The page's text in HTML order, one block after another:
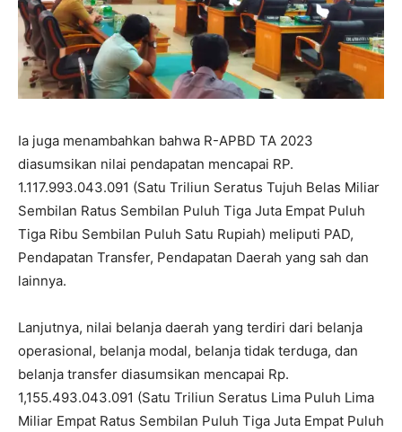
Ia juga menambahkan bahwa R-APBD TA 2023
diasumsikan nilai pendapatan mencapai RP.
1.117.993.043.091 (Satu Triliun Seratus Tujuh Belas Miliar
Sembilan Ratus Sembilan Puluh Tiga Juta Empat Puluh
Tiga Ribu Sembilan Puluh Satu Rupiah) meliputi PAD,
Pendapatan Transfer, Pendapatan Daerah yang sah dan
lainnya.
Lanjutnya, nilai belanja daerah yang terdiri dari belanja
operasional, belanja modal, belanja tidak terduga, dan
belanja transfer diasumsikan mencapai Rp.
1,155.493.043.091 (Satu Triliun Seratus Lima Puluh Lima
Miliar Empat Ratus Sembilan Puluh Tiga Juta Empat Puluh